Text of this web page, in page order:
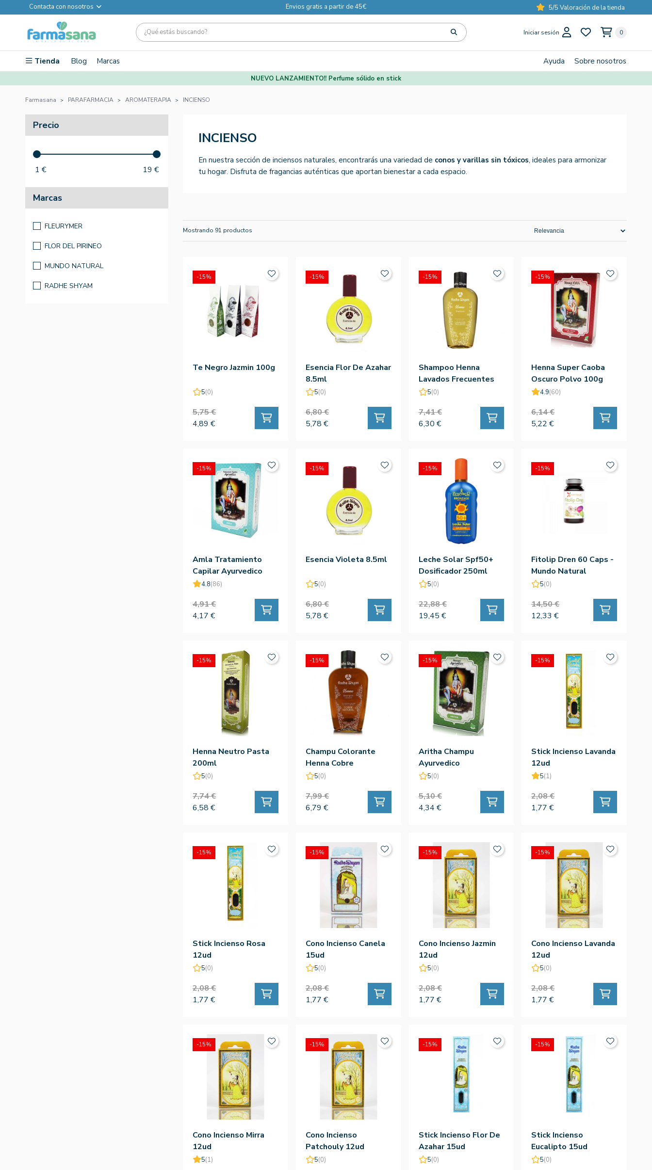
Contacta con nosotros Envios gratis a partir de 45€ 5/5 Valoración de la tienda
Iniciar sesión 0
Tienda Blog Marcas Ayuda Sobre nosotros
NUEVO LANZAMIENTO!! Perfume sólido en stick
Farmasana PARAFARMACIA AROMATERAPIA INCIENSO
Precio
1 € 19 €
Marcas
FLEURYMER
FLOR DEL PIRINEO
MUNDO NATURAL
RADHE SHYAM
INCIENSO
En nuestra sección de inciensos naturales, encontrarás una variedad de conos y varillas sin tóxicos, ideales para armonizar
tu hogar. Disfruta de fragancias auténticas que aportan bienestar a cada espacio.
Mostrando 91 productos
Te Negro Jazmin 100g
5(0)
5,75 €
4,89 €
-15%
Esencia Flor De Azahar
8.5ml
5(0)
6,80 €
5,78 €
-15%
Shampoo Henna
Lavados Frecuentes
250ml
5(0)
7,41 €
6,30 €
-15%
Henna Super Caoba
Oscuro Polvo 100g
4.9(60)
6,14 €
5,22 €
-15%
Amla Tratamiento
Capilar Ayurvedico
100g
4.8(86)
4,91 €
4,17 €
-15%
Esencia Violeta 8.5ml
5(0)
6,80 €
5,78 €
-15%
Leche Solar Spf50+
Dosificador 250ml
5(0)
22,88 €
19,45 €
-15%
Fitolip Dren 60 Caps -
Mundo Natural
5(0)
14,50 €
12,33 €
-15%
Henna Neutro Pasta
200ml
5(0)
7,74 €
6,58 €
-15%
Champu Colorante
Henna Cobre
5(0)
7,99 €
6,79 €
-15%
Aritha Champu
Ayurvedico
5(0)
5,10 €
4,34 €
-15%
Stick Incienso Lavanda
12ud
5(1)
2,08 €
1,77 €
-15%
Stick Incienso Rosa
12ud
5(0)
2,08 €
1,77 €
-15%
Cono Incienso Canela
15ud
5(0)
2,08 €
1,77 €
-15%
Cono Incienso Jazmin
12ud
5(0)
2,08 €
1,77 €
-15%
Cono Incienso Lavanda
12ud
5(0)
2,08 €
1,77 €
-15%
Cono Incienso Mirra
12ud
5(1)
-15%
Cono Incienso
Patchouly 12ud
5(0)
-15%
Stick Incienso Flor De
Azahar 15ud
5(0)
-15%
Stick Incienso
Eucalipto 15ud
5(0)
-15%